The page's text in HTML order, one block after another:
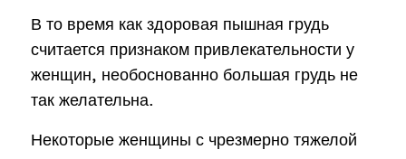
В то время как здоровая пышная грудь
считается признаком привлекательности у
женщин, необоснованно большая грудь не
так желательна.
Некоторые женщины с чрезмерно тяжелой